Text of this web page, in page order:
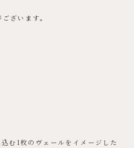
ざいます。
む1枚のヴェールをイメージした